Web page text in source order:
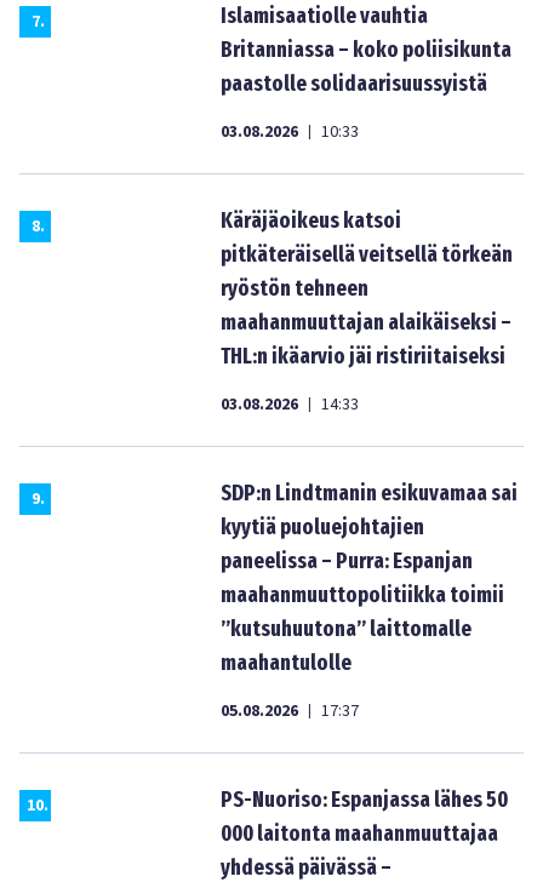
7.
Islamisaatiolle vauhtia
Britanniassa – koko poliisikunta
paastolle solidaarisuussyistä
03.08.2026 | 10:33
8.
Käräjäoikeus katsoi
pitkäteräisellä veitsellä törkeän
ryöstön tehneen
maahanmuuttajan alaikäiseksi –
THL:n ikäarvio jäi ristiriitaiseksi
03.08.2026 | 14:33
9.
SDP:n Lindtmanin esikuvamaa sai
kyytiä puoluejohtajien
paneelissa – Purra: Espanjan
maahanmuuttopolitiikka toimii
”kutsuhuutona” laittomalle
maahantulolle
05.08.2026 | 17:37
10.
PS-Nuoriso: Espanjassa lähes 50
000 laitonta maahanmuuttajaa
yhdessä päivässä –